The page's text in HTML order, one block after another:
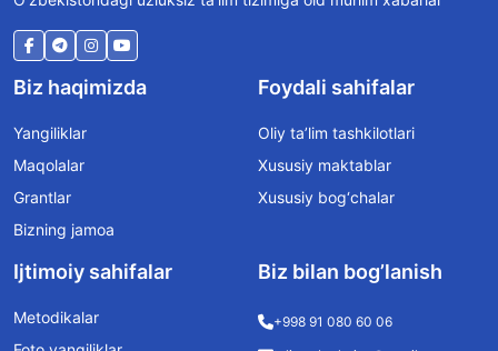
Biz haqimizda
Yangiliklar
Maqolalar
Grantlar
Bizning jamoa
Foydali sahifalar
Oliy ta’lim tashkilotlari
Xususiy maktablar
Xususiy bog‘chalar
Ijtimoiy sahifalar
Metodikalar
Biz bilan bog’lanish
+998 91 080 60 06